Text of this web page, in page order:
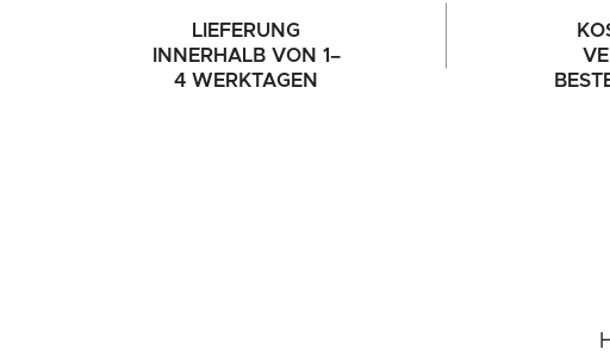
LIEFERUNG
INNERHALB VON 1–
4 WERKTAGEN